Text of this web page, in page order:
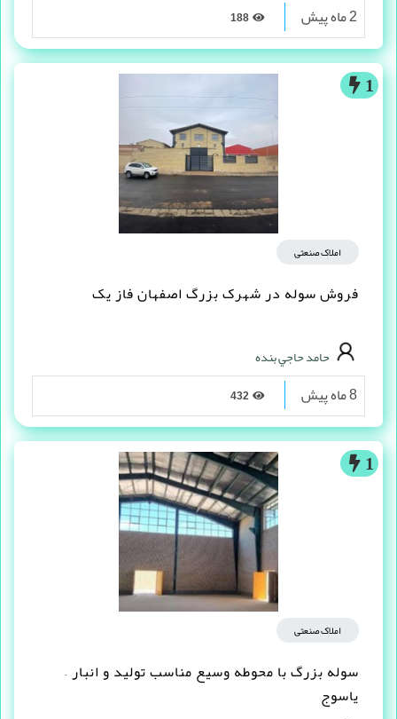
2 ماه پیش
1
املاک صنعتی
فروش سوله در شهرک بزرگ اصفهان فاز یک
حامد حاجي بنده
8 ماه پیش
1
املاک صنعتی
سوله بزرگ با محوطه وسیع مناسب تولید و انبار –
یاسوج